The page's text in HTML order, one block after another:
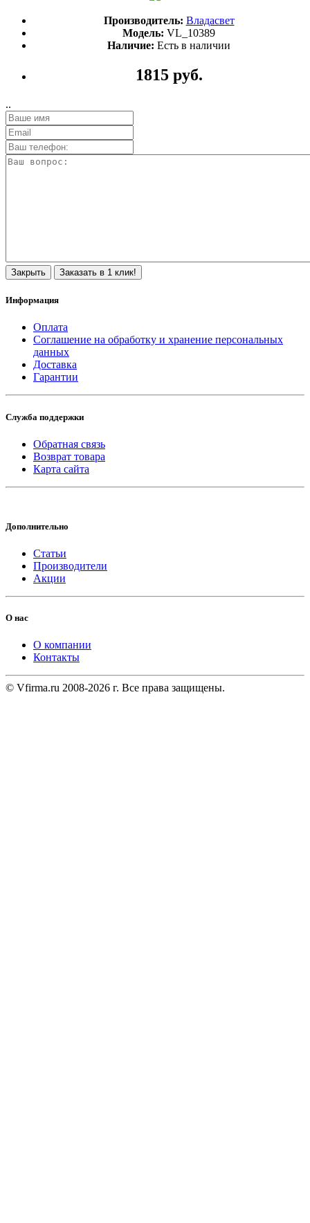
Производитель: Владасвет
Модель: VL_10389
Наличие: Есть в наличии
1815 руб.
..
Закрыть Заказать в 1 клик!
Информация
Оплата
Соглашение на обработку и хранение персональных
данных
Доставка
Гарантии
Служба поддержки
Обратная связь
Возврат товара
Карта сайта
Дополнительно
Статьи
Производители
Акции
О нас
О компании
Контакты
© Vfirma.ru 2008-2026 г. Все права защищены.